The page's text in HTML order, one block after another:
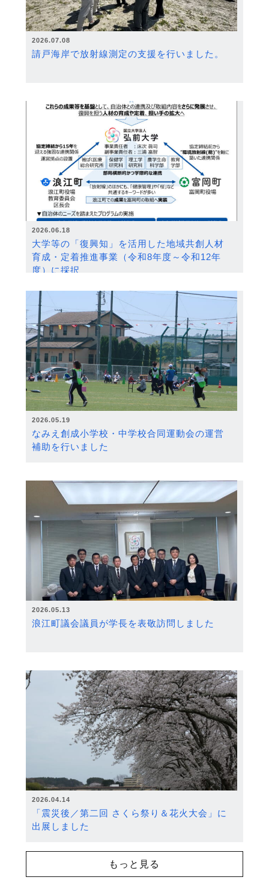
2026.07.08
請戸海岸で放射線測定の支援を行いました。
2026.06.18
大学等の「復興知」を活用した地域共創人材
育成・定着推進事業（令和8年度～令和12年
度）に採択
2026.05.19
なみえ創成小学校・中学校合同運動会の運営
補助を行いました
2026.05.13
浪江町議会議員が学長を表敬訪問しました
2026.04.14
「震災後／第二回 さくら祭り＆花火大会」に
出展しました
もっと見る